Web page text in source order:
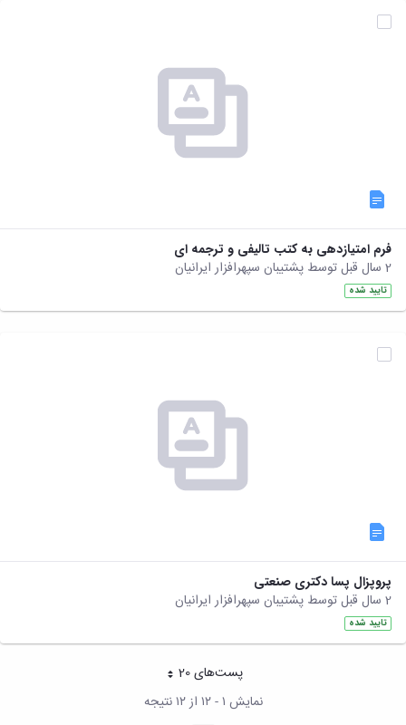
فرم امتیازدهی به کتب تالیفی و ترجمه ای
تایید شده
پروپزال پسا دکتری صنعتی
تایید شده
پست‌‌های 20هر صفحه
نمایش ۱ - ۱۲ از ۱۲ نتیجه